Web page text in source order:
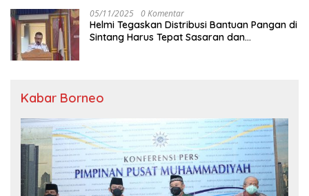
05/11/2025 0 Komentar
Helmi Tegaskan Distribusi Bantuan Pangan di
Sintang Harus Tepat Sasaran dan
Kabar Borneo